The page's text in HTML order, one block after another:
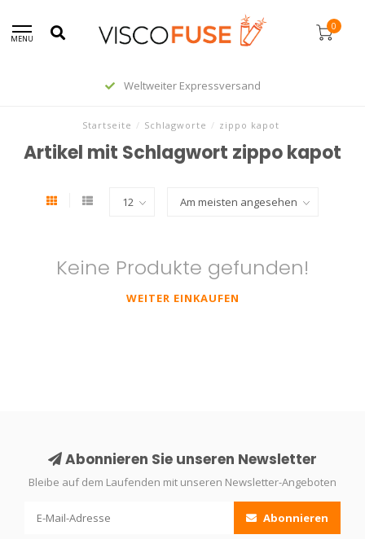
MENU
0
Weltweiter Expressversand
Startseite / Schlagworte / zippo kapot
Artikel mit Schlagwort zippo kapot
Keine Produkte gefunden!
WEITER EINKAUFEN
Abonnieren Sie unseren Newsletter
Bleibe auf dem Laufenden mit unseren Newsletter-Angeboten
Abonnieren